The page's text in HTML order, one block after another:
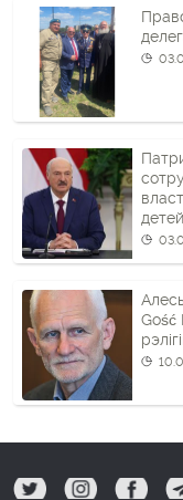
детей
Gość
tw ig fb tg